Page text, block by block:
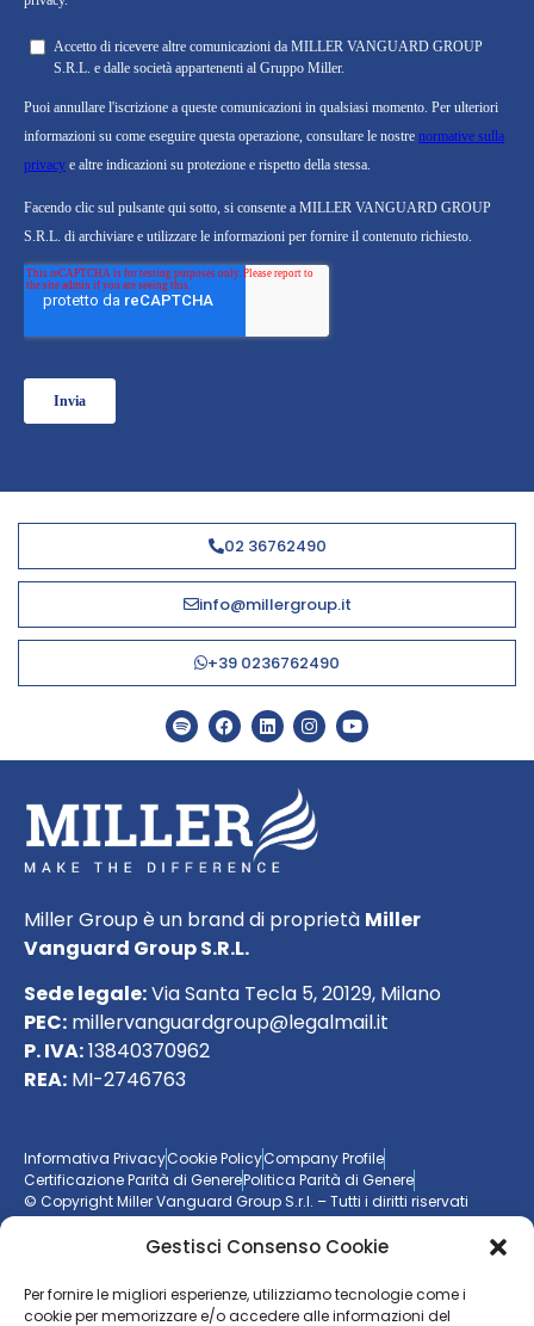
Gestisci Consenso Cookie
Per fornire le migliori esperienze, utilizziamo tecnologie come i
cookie per memorizzare e/o accedere alle informazioni del
02 36762490
info@millergroup.it
+39 0236762490
Miller Group è un brand di proprietà Miller
Vanguard Group S.R.L.
Sede legale:Via Santa Tecla 5, 20129, Milano
PEC: millervanguardgroup@legalmail.it
P. IVA:13840370962
REA: MI-2746763
Informativa PrivacyCookie PolicyCompany Profile
Certificazione Parità di GenerePolitica Parità di Genere
© Copyright Miller Vanguard Group S.r.l. – Tutti i diritti riservati
Vuoi essere aggiornato sul mondo delle imprese?
Resta sempre un passo avanti con la nostranewsletter